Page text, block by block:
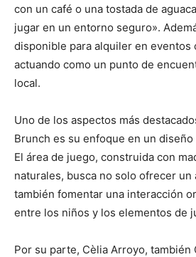
con un café o una tostada de
jugar en un entorno seguro».
disponible para alquiler en eventos
actuando como un punto de
local.
Uno de los aspectos más
Brunch es su enfoque en un
El área de juego, construida con
naturales, busca no solo ofrecer un
también fomentar una interacción
entre los niños y los elementos de
Por su parte, Cèlia Arroyo, también